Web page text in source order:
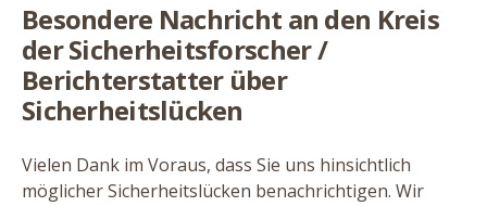
Besondere Nachricht an den Kreis
der Sicherheitsforscher /
Berichterstatter über
Sicherheitslücken
Vielen Dank im Voraus, dass Sie uns hinsichtlich
möglicher Sicherheitslücken benachrichtigen. Wir